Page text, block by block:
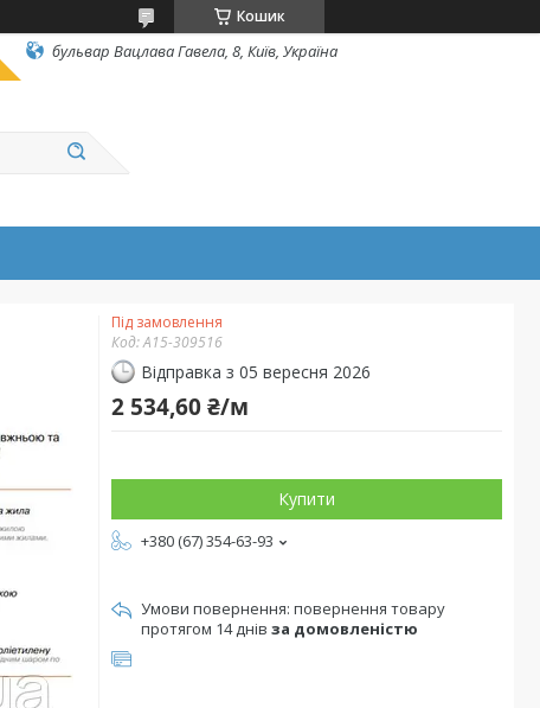
Кошик
бульвар Вацлава Гавела, 8, Київ, Україна
Під замовлення
Код:А15-309516
Відправка з 05 вересня 2026
2 534,60 ₴/м
Купити
+380 (67) 354-63-93
повернення товару
протягом 14 днів за домовленістю